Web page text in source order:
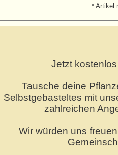
* Artikel
Jetzt
Tausche deine
Selbstgebasteltes mit
zahlreichen
Wir würden uns